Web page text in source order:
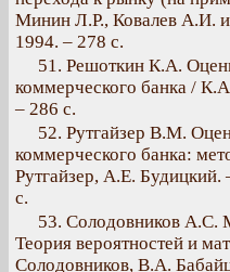
Минин Л.Р., Ковалев А.И.
1994. – 278 с.
51. Решоткин К.А.
коммерческого банка /
– 286 с.
52. Рутгайзер В.М.
коммерческого банка:
Рутгайзер, А.Е.
с.
53. Солодовников А.С.
Теория вероятностей и
Солодовников, В.А.